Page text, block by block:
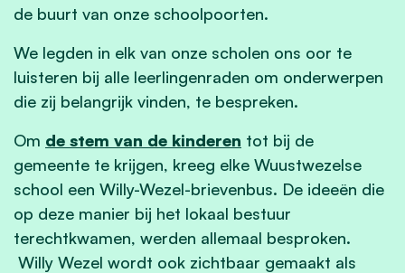
de buurt van onze schoolpoorten.
We legden in elk van onze scholen ons oor te
luisteren bij alle leerlingenraden om onderwerpen
die zij belangrijk vinden, te bespreken.
Om de stem van de kinderen tot bij de
gemeente te krijgen, kreeg elke Wuustwezelse
school een Willy-Wezel-brievenbus. De ideeën die
op deze manier bij het lokaal bestuur
terechtkwamen, werden allemaal besproken.
Willy Wezel wordt ook zichtbaar gemaakt als